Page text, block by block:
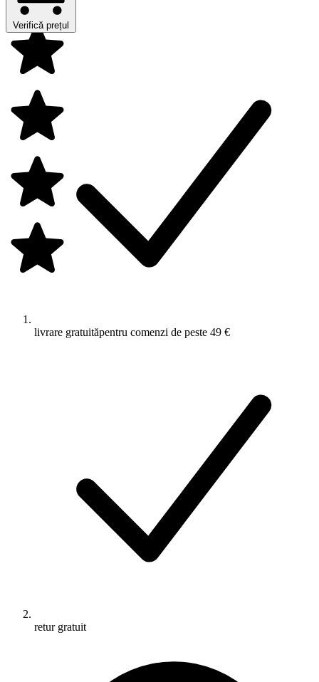
Verifică prețul
livrare gratuităpentru comenzi de peste 49 €
retur gratuit